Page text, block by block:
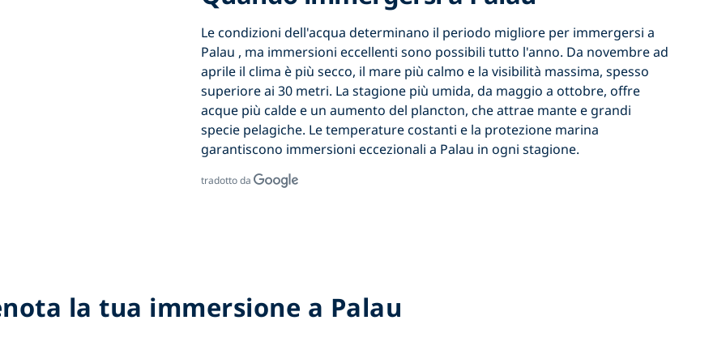
Le condizioni dell'acqua determinano il periodo migliore per immergersi a
Palau , ma immersioni eccellenti sono possibili tutto l'anno. Da novembre ad
aprile il clima è più secco, il mare più calmo e la visibilità massima, spesso
superiore ai 30 metri. La stagione più umida, da maggio a ottobre, offre
acque più calde e un aumento del plancton, che attrae mante e grandi
specie pelagiche. Le temperature costanti e la protezione marina
garantiscono immersioni eccezionali a Palau in ogni stagione.
tradotto da
la tua immersione a Palau